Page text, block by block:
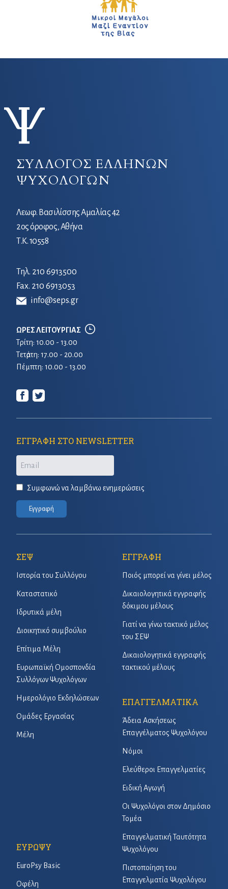
ΣΥΛΛΟΓΟΣ ΕΛΛΗΝΩΝ
ΨΥΧΟΛΟΓΩΝ
Λεωφ. Βασιλίσσης Αμαλίας 42
2ος όροφος, Αθήνα
Τ.Κ. 10558
Τηλ. 210 6913500
Fax. 210 6913053
info@seps.gr
ΩΡΕΣ ΛΕΙΤΟΥΡΓΙΑΣ
Τρίτη: 10.00 - 13.00
Τετἀρτη: 17.00 - 20.00
Πέμπτη: 10.00 - 13.00
ΕΓΓΡΑΦΗ ΣΤΟ NEWSLETTER
Email
Συμφωνώ να λαμβάνω ενημερώσεις
Εγγραφή
ΣΕΨ
Ιστορία του Συλλόγου
Καταστατικό
Ιδρυτικά μέλη
Διοικητικό συμβούλιο
Επίτιμα Μέλη
Ευρωπαϊκή Ομοσπονδία
Συλλόγων Ψυχολόγων
Ημερολόγιο Εκδηλώσεων
Ομάδες Εργασίας
Μέλη
ΕΓΓΡΑΦΗ
Ποιός μπορεί να γίνει μέλος
Δικαιολογητικά εγγραφής
δόκιμου μέλους
Γιατί να γίνω τακτικό μέλος
του ΣΕΨ
Δικαιολογητικά εγγραφής
τακτικού μέλους
ΕΠΑΓΓΕΛΜΑΤΙΚΑ
Άδεια Ασκήσεως
Επαγγέλματος Ψυχολόγου
Νόμοι
Ελεύθεροι Επαγγελματίες
Ειδική Αγωγή
Οι Ψυχολόγοι στον Δημόσιο
Τομέα
Επαγγελματική Ταυτότητα
Ψυχολόγου
Πιστοποίηση του
Επαγγελματία Ψυχολόγου
ΕΥΡΩΨΥ
EuroPsy Basic
Οφέλη